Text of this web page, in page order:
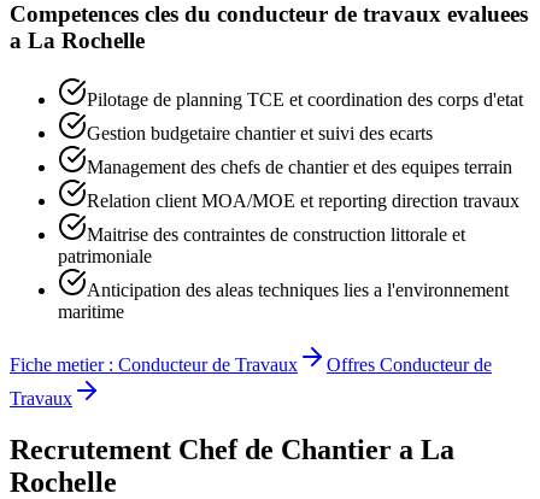
Competences cles du conducteur de travaux evaluees
a La Rochelle
Pilotage de planning TCE et coordination des corps d'etat
Gestion budgetaire chantier et suivi des ecarts
Management des chefs de chantier et des equipes terrain
Relation client MOA/MOE et reporting direction travaux
Maitrise des contraintes de construction littorale et
patrimoniale
Anticipation des aleas techniques lies a l'environnement
maritime
Fiche metier : Conducteur de Travaux Offres Conducteur de
Travaux
Recrutement Chef de Chantier a La
Rochelle